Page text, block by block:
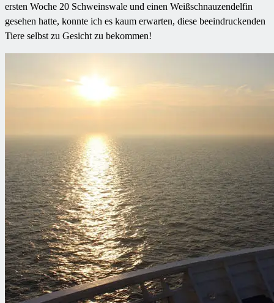
ersten Woche 20 Schweinswale und einen Weißschnauzendelfin
gesehen hatte, konnte ich es kaum erwarten, diese beeindruckenden
Tiere selbst zu Gesicht zu bekommen!